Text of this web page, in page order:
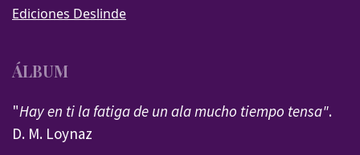
Ediciones Deslinde
ÁLBUM
"Hay en ti la fatiga de un ala mucho tiempo tensa".
D. M. Loynaz